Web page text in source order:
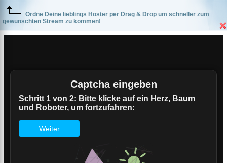
Ordne Deine lieblings Hoster per Drag & Drop um schneller zum
gewünschten Stream zu kommen!